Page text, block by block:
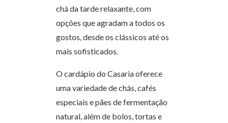
chá da tarde relaxante, com
opções que agradam a todos os
gostos, desde os clássicos até os
mais sofisticados.
O cardápio do Casarìa oferece
uma variedade de chás, cafés
especiais e pães de fermentação
natural, além de bolos, tortas e